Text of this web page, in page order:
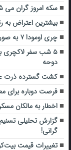
سکه امروز گران می
بیشترین اعتراض به رتبه
چری اومودا ۷ به صورت رسمی رونمایی شد
۵ شب سفر لاکچری
دوحه
کشت گسترده ذرت
فرصت دوباره برای
اخطار به مالکان
گزارش تحلیلی
گرانی!
تغییرات قیمت